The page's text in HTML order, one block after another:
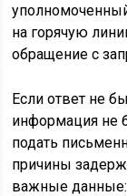
на горячую
обращение с
Если ответ не
информация не
подать
причины
важные данные: